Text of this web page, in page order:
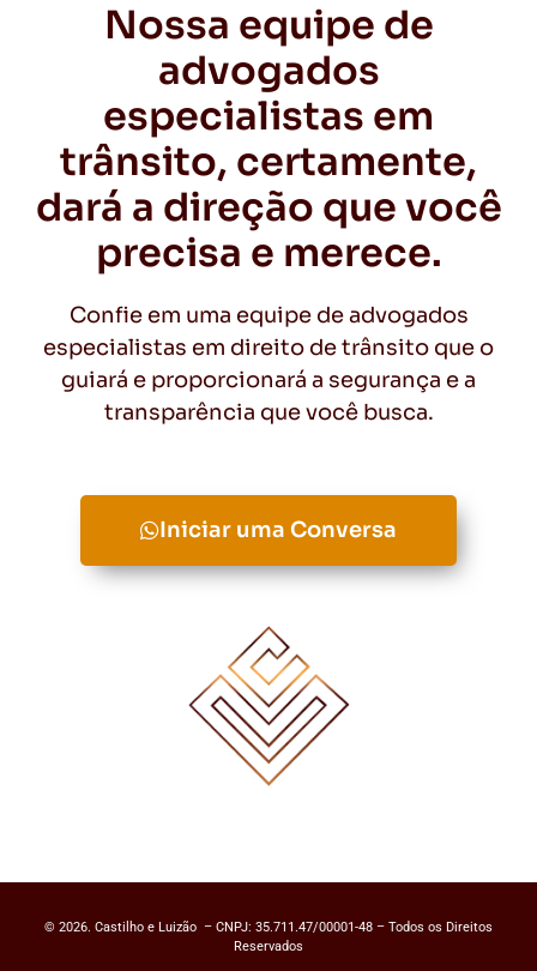
Nossa equipe de
advogados
especialistas em
trânsito, certamente,
dará a direção que você
precisa e merece.
Confie em uma equipe de advogados
especialistas em direito de trânsito que o
guiará e proporcionará a segurança e a
transparência que você busca.
Iniciar uma Conversa
© 2026. Castilho e Luizão – CNPJ: 35.711.47/00001-48 – Todos os Direitos
Reservados